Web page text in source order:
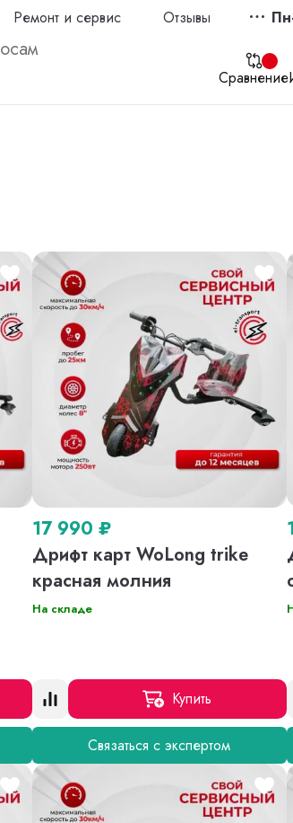
Ремонт и сервис Отзывы
Сравнение
17 990 ₽
Дрифт карт WoLong trike
красная молния
На складе
Купить
Связаться с экспертом